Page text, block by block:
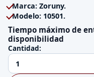
Marca: Zoruny.
Modelo: 10501.
Tiempo máximo de
disponibilidad
Cantidad: